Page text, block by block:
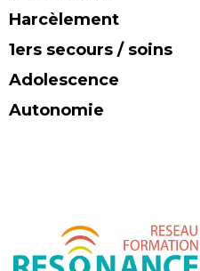
Harcèlement
1ers secours / soins
Adolescence
Autonomie